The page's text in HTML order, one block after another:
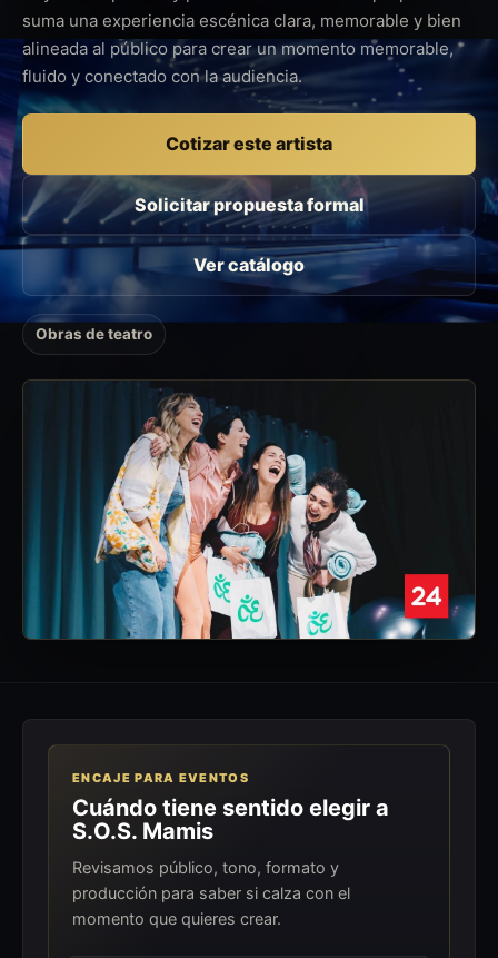
suma una experiencia escénica clara, memorable y bien
alineada al público para crear un momento memorable,
fluido y conectado con la audiencia.
Cotizar este artista
Solicitar propuesta formal
Ver catálogo
Obras de teatro
ENCAJE PARA EVENTOS
Cuándo tiene sentido elegir a
S.O.S. Mamis
Revisamos público, tono, formato y
producción para saber si calza con el
momento que quieres crear.